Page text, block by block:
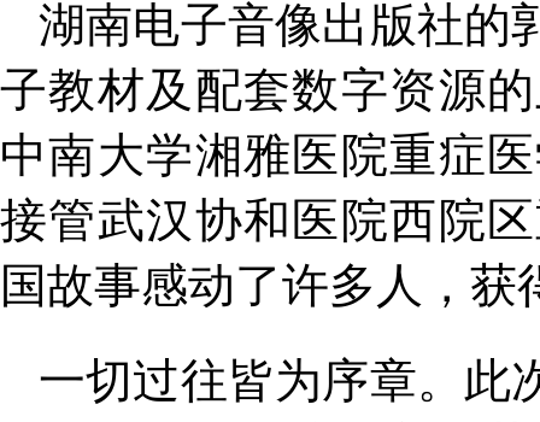
湖南电子音像出版社的
子教材及配套数字资源
中南大学湘雅医院重症
接管武汉协和医院西院
国故事感动了许多人，
一切过往皆为序章。此